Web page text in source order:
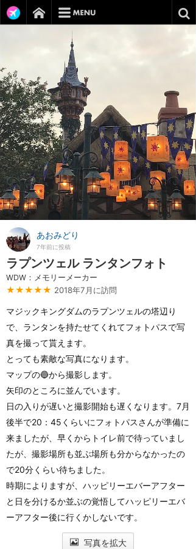
あおみどり
7年前に投稿
ラプンツェル ランタンフォト
WDW：メモリーメーカー
★★★★★ 2018年7月に訪問
マジックキングダムのラプンツェルの塔辺り
で、ランタンを持たせてくれてフォトパスで写
真を撮って貰えます。
とっても素敵な写真になります。
マップの🔵から撮影します。
矢印のところに並んでいます。
日の入りが遅いと撮影開始も遅くなります。7月
後半で20：45くらいにフォトパスさんが準備に
来ましたが、早くからトイレ前で待っていまし
たが、撮影場所も並ぶ場所も分からなかったの
で20分くらい待ちました。
時期によりますが、ハッピリーエバーアフター
と日を分けるか並ぶの覚悟してハッピリーエバ
ーアフター後に行くかしないです。
写真を拡大